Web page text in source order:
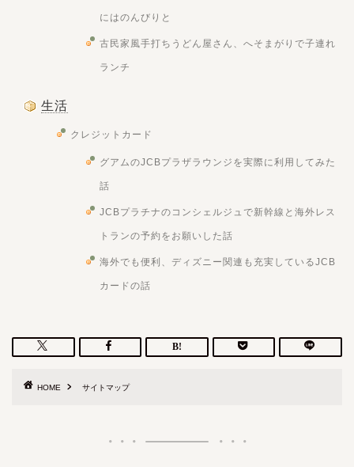
にはのんびりと
古民家風手打ちうどん屋さん、へそまがりで子連れ
ランチ
生活
クレジットカード
グアムのJCBプラザラウンジを実際に利用してみた
話
JCBプラチナのコンシェルジュで新幹線と海外レス
トランの予約をお願いした話
海外でも便利、ディズニー関連も充実しているJCB
カードの話
HOME サイトマップ